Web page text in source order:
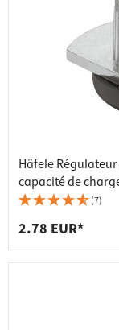
Häfele
capacité de
(7)
2.78 EUR*